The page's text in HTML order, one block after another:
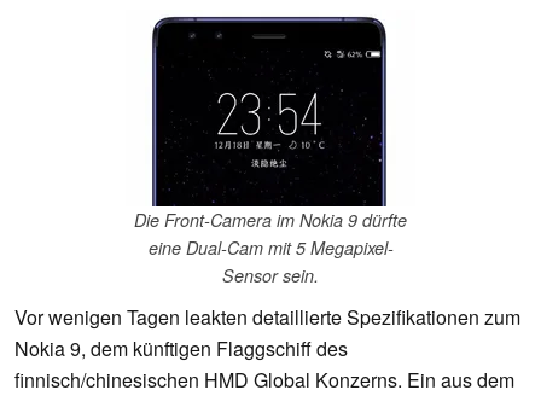
Die Front-Camera im Nokia 9 dürfte
eine Dual-Cam mit 5 Megapixel-
Sensor sein.
Vor wenigen Tagen leakten detaillierte Spezifikationen zum
Nokia 9, dem künftigen Flaggschiff des
finnisch/chinesischen HMD Global Konzerns. Ein aus dem